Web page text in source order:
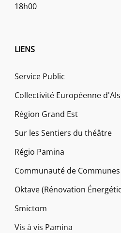
18h00
LIENS
Service Public
Collectivité Européenne
Région Grand Est
Sur les Sentiers du théâtre
Régio Pamina
Communauté de
Oktave (Rénovation
Smictom
Vis à vis Pamina